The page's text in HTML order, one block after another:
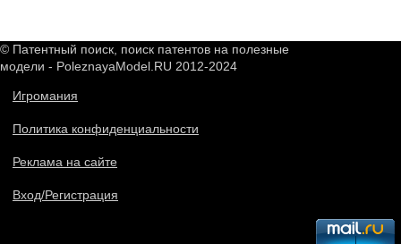
© Патентный поиск, поиск патентов на полезные
модели - PoleznayaModel.RU 2012-2024
Игромания
Политика конфиденциальности
Реклама на сайте
Вход/Регистрация